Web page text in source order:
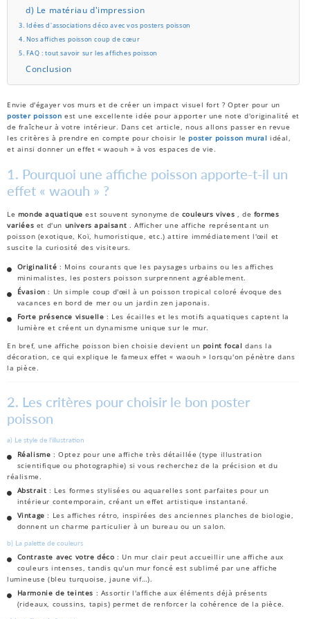
d) Le matériau d'impression
3. Idées d'associations déco avec vos posters poisson
4. Nos affiches poisson coup de cœur
5. FAQ : tout savoir sur les affiches poisson
Conclusion
Envie d'égayer vos murs et de créer un impact visuel fort ? Opter pour un
poster poisson est une excellente idée pour apporter une note d'originalité et
de fraîcheur à votre intérieur. Dans cet article, nous allons passer en revue
les critères à prendre en compte pour choisir leposter poisson mural idéal,
et ainsi donner un effet « waouh » à vos espaces de vie.
1. Pourquoi une affiche poisson apporte-t-il un
effet « waouh » ?
Le monde aquatique est souvent synonyme de couleurs vives , de formes
variées et d'un univers apaisant . Afficher une affiche représentant un
poisson (exotique, Koï, humoristique, etc.) attire immédiatement l'œil et
suscite la curiosité des visiteurs.
Originalité : Moins courants que les paysages urbains ou les affiches
minimalistes, les posters poisson surprennent agréablement.
Évasion : Un simple coup d'œil à un poisson tropical coloré évoque des
vacances en bord de mer ou un jardin zen japonais.
Forte présence visuelle : Les écailles et les motifs aquatiques captent la
lumière et créent un dynamisme unique sur le mur.
En bref, une affiche poisson bien choisie devient un point focal dans la
décoration, ce qui explique le fameux effet « waouh » lorsqu'on pénètre dans
la pièce.
2. Les critères pour choisir le bon poster
poisson
a) Le style de l'illustration
Réalisme : Optez pour une affiche très détaillée (type illustration
scientifique ou photographie) si vous recherchez de la précision et du
réalisme.
Abstrait : Les formes stylisées ou aquarelles sont parfaites pour un
intérieur contemporain, créant un effet artistique instantané.
Vintage : Les affiches rétro, inspirées des anciennes planches de biologie,
donnent un charme particulier à un bureau ou un salon.
b) La palette de couleurs
Contraste avec votre déco : Un mur clair peut accueillir une affiche aux
couleurs intenses, tandis qu'un mur foncé est sublimé par une affiche
lumineuse (bleu turquoise, jaune vif…).
Harmonie de teintes : Assortir l'affiche aux éléments déjà présents
(rideaux, coussins, tapis) permet de renforcer la cohérence de la pièce.